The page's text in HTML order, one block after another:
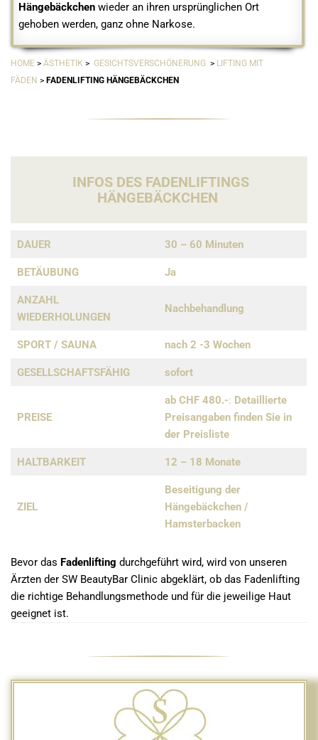
Hängebäckchen wieder an ihren ursprünglichen Ort
gehoben werden, ganz ohne Narkose.
HOME > ÄSTHETIK > GESICHTSVERSCHÖNERUNG > LIFTING MIT
FÄDEN > FADENLIFTING HÄNGEBÄCKCHEN
INFOS DES FADENLIFTINGS
HÄNGEBÄCKCHEN
DAUER 30 – 60 Minuten
BETÄUBUNG Ja
ANZAHL
WIEDERHOLUNGEN
Nachbehandlung
SPORT / SAUNA nach 2 -3 Wochen
GESELLSCHAFTS­FÄHIG sofort
PREISE
ab CHF 480.-: Detaillierte
Preisangaben finden Sie in
der Preisliste
HALTBARKEIT 12 – 18 Monate
ZIEL
Beseitigung der
Hängebäckchen /
Hamsterbacken
Bevor das Fadenlifting durchgeführt wird, wird von unseren
Ärzten der SW BeautyBar Clinic abgeklärt, ob das Fadenlifting
die richtige Behandlungsmethode und für die jeweilige Haut
geeignet ist.